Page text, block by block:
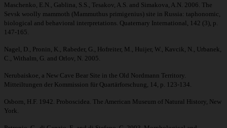
Maschenko, E.N., Gablina, S.S., Tesakov, A.S. and Simakova, A.N. 2006. The
Sevsk woolly mammoth (Mammuthus primigenius) site in Russia: taphonomic,
biological and behavioral interpretations. Quaternary International, 142 (3), p.
147-165.
Nagel, D., Pronin, K., Rabeder, G., Hofreiter, M., Huijer, W., Kavcik, N., Urbanek,
C., Withalm, G. and Orlov, N. 2005.
Nerubaiskoe, a New Cave Bear Site in the Old Nordmann Territory.
Mitteiltungen der Kommission für Quartärforschung, 14, p. 123-134.
Osborn, H.F. 1942. Proboscidea. The American Museum of Natural History, New
York.